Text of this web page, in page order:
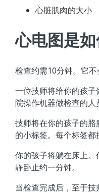
心脏肌肉的大小
心电图是
检查约需10分钟。它不
一位技师将给你的孩
院操作机器做检查的人
技师将在你的孩子的
的小标签。每个标签都
你的孩子将躺在床上
静卧止约一分钟。
当检查完成后，至于技